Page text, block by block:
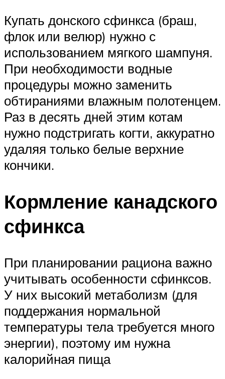
Купать донского сфинкса (браш,
флок или велюр) нужно с
использованием мягкого шампуня.
При необходимости водные
процедуры можно заменить
обтираниями влажным полотенцем.
Раз в десять дней этим котам
нужно подстригать когти, аккуратно
удаляя только белые верхние
кончики.
Кормление канадского
сфинкса
При планировании рациона важно
учитывать особенности сфинксов.
У них высокий метаболизм (для
поддержания нормальной
температуры тела требуется много
энергии), поэтому им нужна
калорийная пища